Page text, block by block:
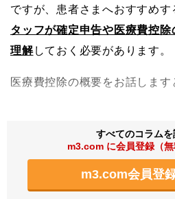
ですが、患者さまへおすすめ
タッフが確定申告や医療費控
理解しておく必要があります。
医療費控除の概要をお話しま
すべてのコラム
m3.com に会員登録（無
m3.com会員登